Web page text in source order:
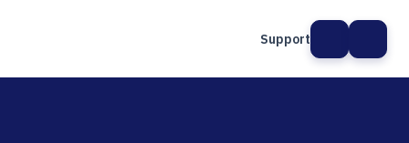
Support